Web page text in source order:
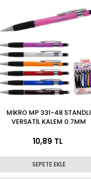
MİKRO MP 331-48 STANDLI
VERSATİL KALEM 0.7MM
10,89 TL
SEPETE EKLE